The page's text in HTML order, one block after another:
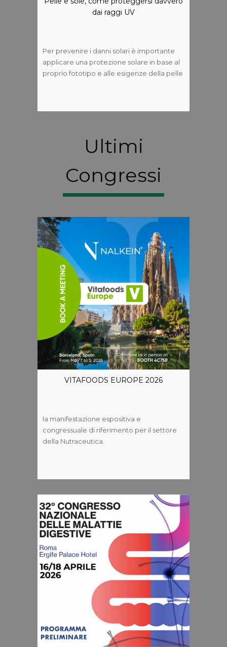
dai raggi UV
Per prevenire i danni solari è importante
applicare una protezione solare in base al
proprio fototipo e alle esigenze della pelle
Ultimi
Congressi
VITAFOODS EUROPE 2026
la manifestazione espositiva e
congressuale di riferimento per il settore
della Nutraceutica.